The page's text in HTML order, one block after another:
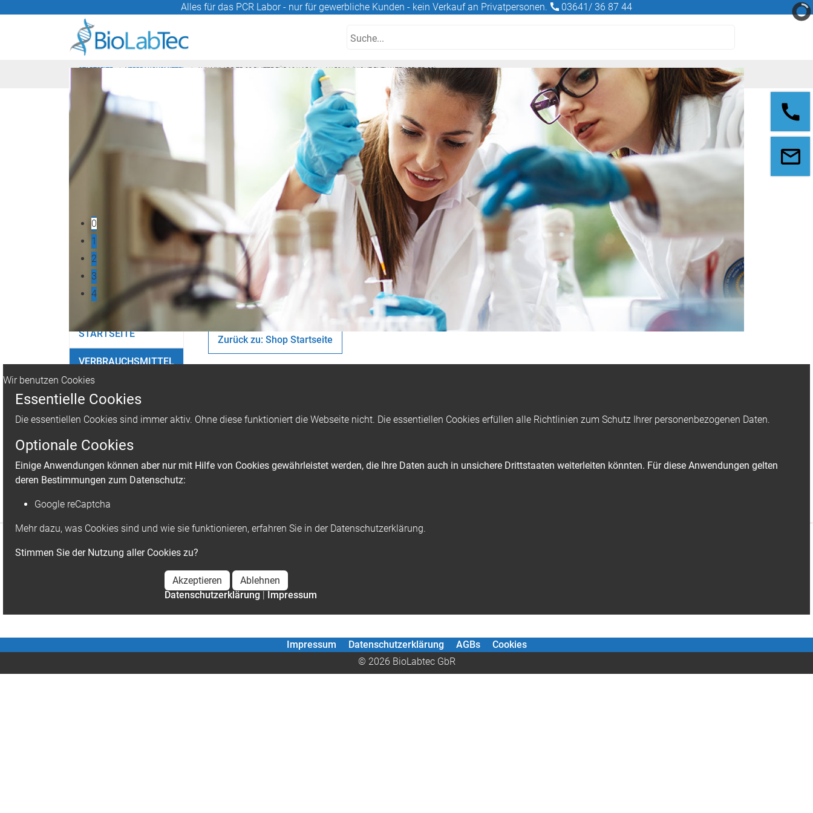
Alles für das PCR Labor - nur für gewerbliche Kunden - kein Verkauf an Privatpersonen. 03641/ 36 87 44
STARTSEITE VERBRAUCHSMITTEL AHN MYLAB® TR-03 PLATTE FÜR 12 X 15 ML + 4 X 50 ML (NICHT ENTHALTEN BEI TR-03)
0
1
2
3
4
STARTSEITE
VERBRAUCHSMITTEL
LIEBHERR
KONTAKT
Zurück zu: Shop Startseite
Treunertstr. 2
07749 Jena
Impressum Datenschutzerklärung AGBs
Cookies
© 2026 BioLabtec GbR
Wir benutzen Cookies
Essentielle Cookies
Die essentiellen Cookies sind immer aktiv. Ohne diese funktioniert die Webseite nicht. Die essentiellen Cookies erfüllen alle Richtlinien zum Schutz Ihrer personenbezogenen Daten.
Optionale Cookies
Einige Anwendungen können aber nur mit Hilfe von Cookies gewährleistet werden, die Ihre Daten auch in unsichere Drittstaaten weiterleiten könnten. Für diese Anwendungen gelten
deren Bestimmungen zum Datenschutz:
Google reCaptcha
Mehr dazu, was Cookies sind und wie sie funktionieren, erfahren Sie in der Datenschutzerklärung.
Stimmen Sie der Nutzung aller Cookies zu?
Akzeptieren
Ablehnen
Datenschutzerklärung | Impressum